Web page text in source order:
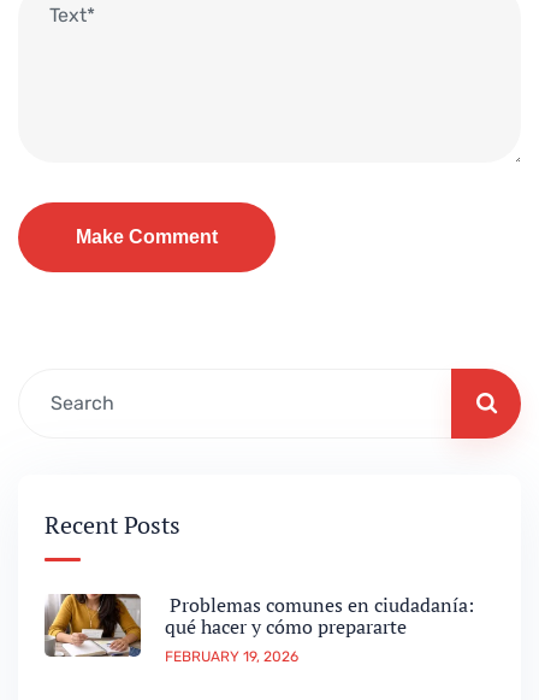
Recent Posts
Problemas comunes en ciudadanía:
qué hacer y cómo prepararte
FEBRUARY 19, 2026